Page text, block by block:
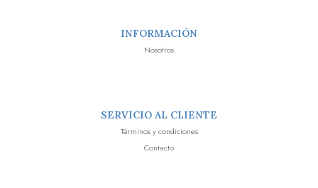
INFORMACIÓN
Nosotros
SERVICIO AL CLIENTE
Términos y condiciones
Contacto